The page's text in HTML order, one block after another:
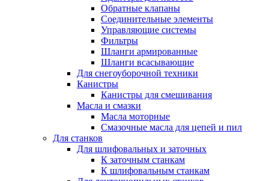
Обратные клапаны
Соединительные элементы
Управляющие системы
Фильтры
Шланги армированные
Шланги всасывающие
Для снегоуборочной техники
Канистры
Канистры для смешивания
Масла и смазки
Масла моторные
Смазочные масла для цепей и пил
Для станков
Для шлифовальных и заточных
К заточным станкам
К шлифовальным станкам